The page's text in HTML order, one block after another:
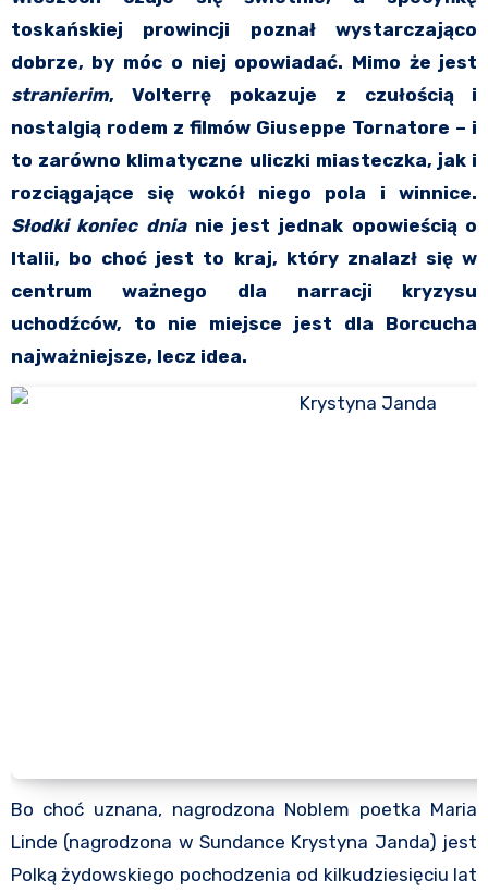
toskańskiej prowincji poznał wystarczająco
dobrze, by móc o niej opowiadać. Mimo że jest
stranierim, Volterrę pokazuje z czułością i
nostalgią rodem z filmów Giuseppe Tornatore – i
to zarówno klimatyczne uliczki miasteczka, jak i
rozciągające się wokół niego pola i winnice.
Słodki koniec dnia nie jest jednak opowieścią o
Italii, bo choć jest to kraj, który znalazł się w
centrum ważnego dla narracji kryzysu
uchodźców, to nie miejsce jest dla Borcucha
najważniejsze, lecz idea.
Bo choć uznana, nagrodzona Noblem poetka Maria
Linde (nagrodzona w Sundance Krystyna Janda) jest
Polką żydowskiego pochodzenia od kilkudziesięciu lat